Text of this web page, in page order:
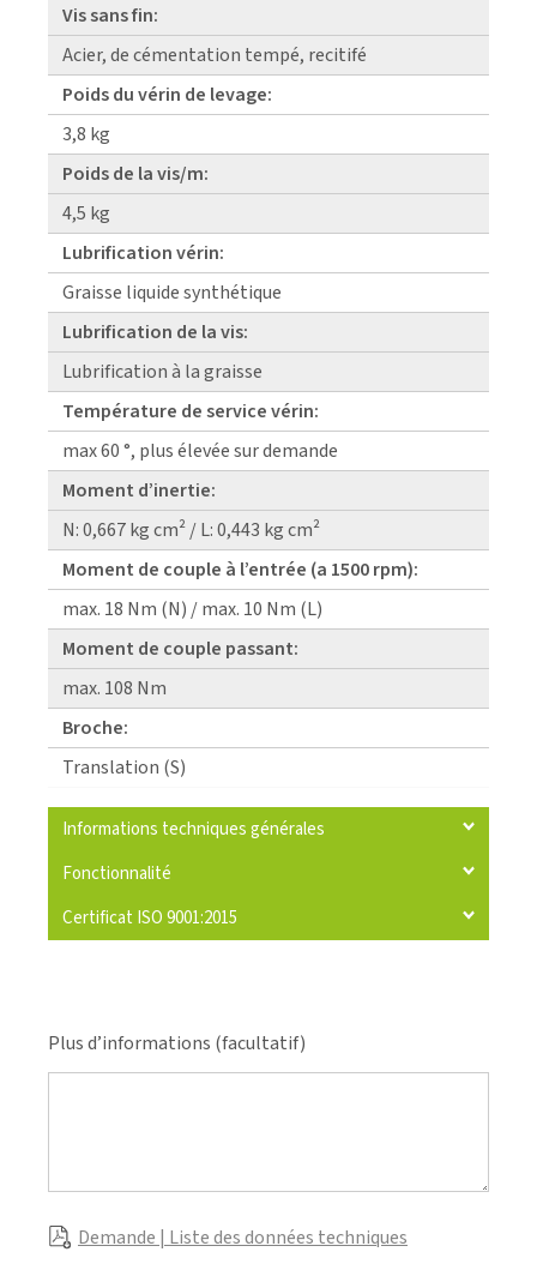
Vis sans fin:
Acier, de cémentation tempé, recitifé
Poids du vérin de levage:
3,8 kg
Poids de la vis/m:
4,5 kg
Lubrification vérin:
Graisse liquide synthétique
Lubrification de la vis:
Lubrification à la graisse
Température de service vérin:
max 60 °, plus élevée sur demande
Moment d’inertie:
N: 0,667 kg cm² / L: 0,443 kg cm²
Moment de couple à l’entrée (a 1500 rpm):
max. 18 Nm (N) / max. 10 Nm (L)
Moment de couple passant:
max. 108 Nm
Broche:
Translation (S)
Informations techniques générales
Fonctionnalité
Certificat ISO 9001:2015
Plus d’informations (facultatif)
Demande | Liste des données techniques